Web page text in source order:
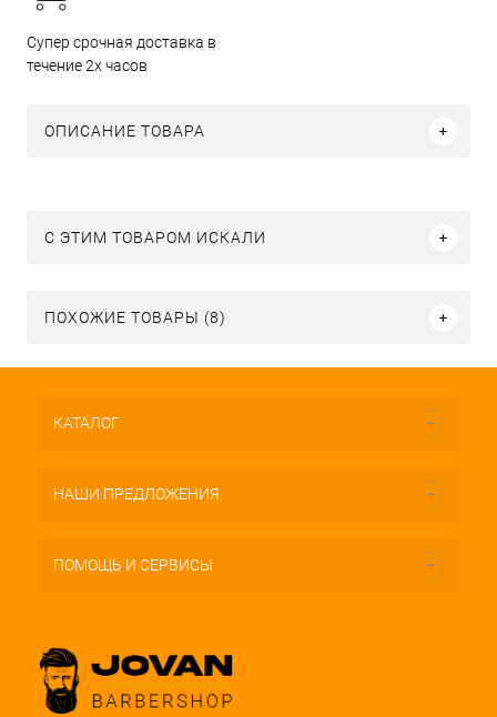
Супер срочная доставка в
течение 2х часов
ОПИСАНИЕ ТОВАРА
C ЭТИМ ТОВАРОМ ИСКАЛИ
ПОХОЖИЕ ТОВАРЫ (8)
КАТАЛОГ
НАШИ ПРЕДЛОЖЕНИЯ
ПОМОЩЬ И СЕРВИСЫ